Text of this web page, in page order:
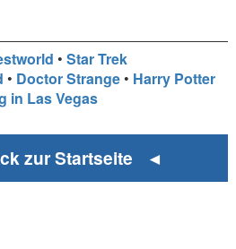
•Star Trek
• Doctor Strange • Harry Potter
in Las Vegas
zur Startseite ◄